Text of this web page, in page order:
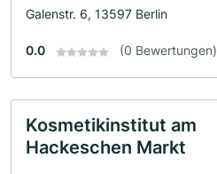
Galenstr. 6, 13597 Berlin
0.0 (0 Bewertungen)
Kosmetikinstitut am
Hackeschen Markt